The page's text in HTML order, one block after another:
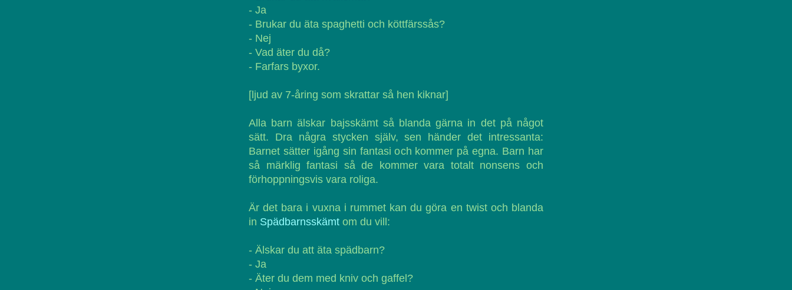
- Ja
- Brukar du äta spaghetti och köttfärssås?
- Nej
- Vad äter du då?
- Farfars byxor.
[ljud av 7-åring som skrattar så hen kiknar]
Alla barn älskar bajsskämt så blanda gärna in det på något
sätt. Dra några stycken själv, sen händer det intressanta:
Barnet sätter igång sin fantasi och kommer på egna. Barn har
så märklig fantasi så de kommer vara totalt nonsens och
förhoppningsvis vara roliga.
Är det bara i vuxna i rummet kan du göra en twist och blanda
in Spädbarnsskämt om du vill:
- Älskar du att äta spädbarn?
- Ja
- Äter du dem med kniv och gaffel?